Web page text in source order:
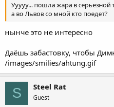
Ууууу... пошла жара в
а во Львов со мной кто поедет?
нынче это не интересно
Даёшь забастовку, чтобы
/images/smilies/ahtung.gif
S Steel Rat
Guest